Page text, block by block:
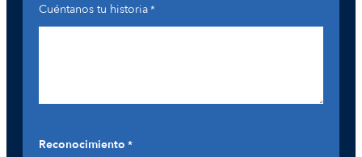
Cuéntanos tu historia*
Reconocimiento *